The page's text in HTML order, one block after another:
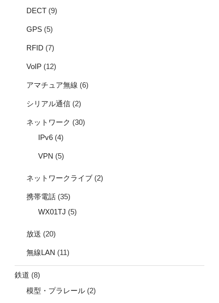
DECT (9)
GPS (5)
RFID (7)
VoIP (12)
アマチュア無線 (6)
シリアル通信 (2)
ネットワーク (30)
IPv6 (4)
VPN (5)
ネットワークライブ (2)
携帯電話 (35)
WX01TJ (5)
放送 (20)
無線LAN (11)
鉄道 (8)
模型・プラレール (2)